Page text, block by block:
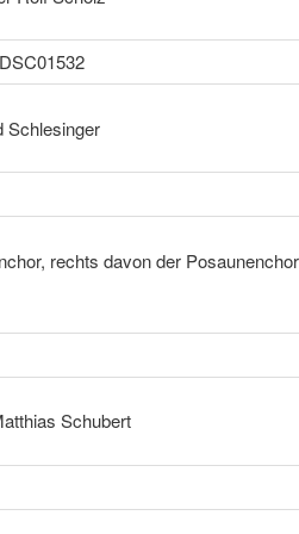
Schlesinger
rechts davon der
Schubert